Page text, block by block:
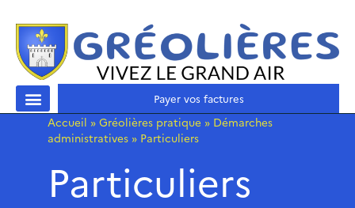
Payer vos factures
Accueil » Gréolières pratique » Démarches
administratives » Particuliers
Particuliers